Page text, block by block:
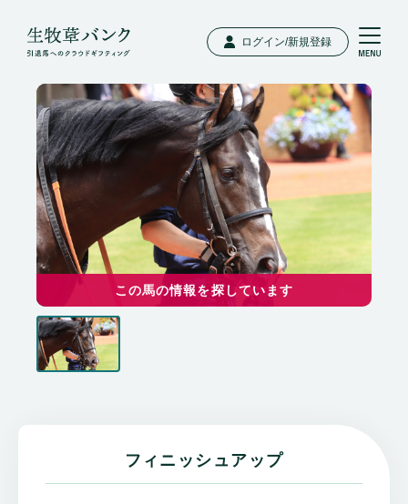
ログイン/新規登録
この馬の情報を探しています
フィニッシュアップ